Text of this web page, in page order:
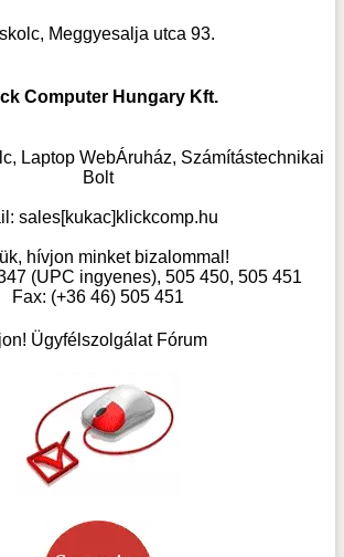
Meggyesalja utca 93.
Computer Hungary Kft.
Laptop WebÁruház, Számítástechnikai
Bolt
sales[kukac]klickcomp.hu
hívjon minket bizalommal!
(UPC ingyenes), 505 450, 505 451
Fax: (+36 46) 505 451
Ügyfélszolgálat Fórum